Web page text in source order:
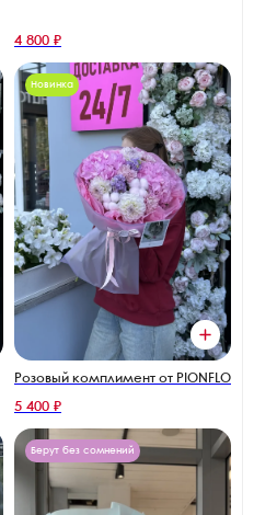
4 800 ₽
Новинка
Розовый комплимент от PIONFLO
5 400 ₽
Берут без сомнений